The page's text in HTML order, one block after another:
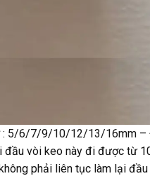
: 5/6/7/9/10/12/13/16mm
vòi keo này đi được từ
phải liên tục làm lại